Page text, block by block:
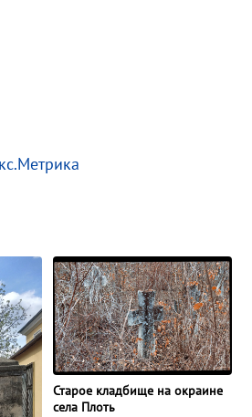
Старое кладбище на окраине
села Плоть